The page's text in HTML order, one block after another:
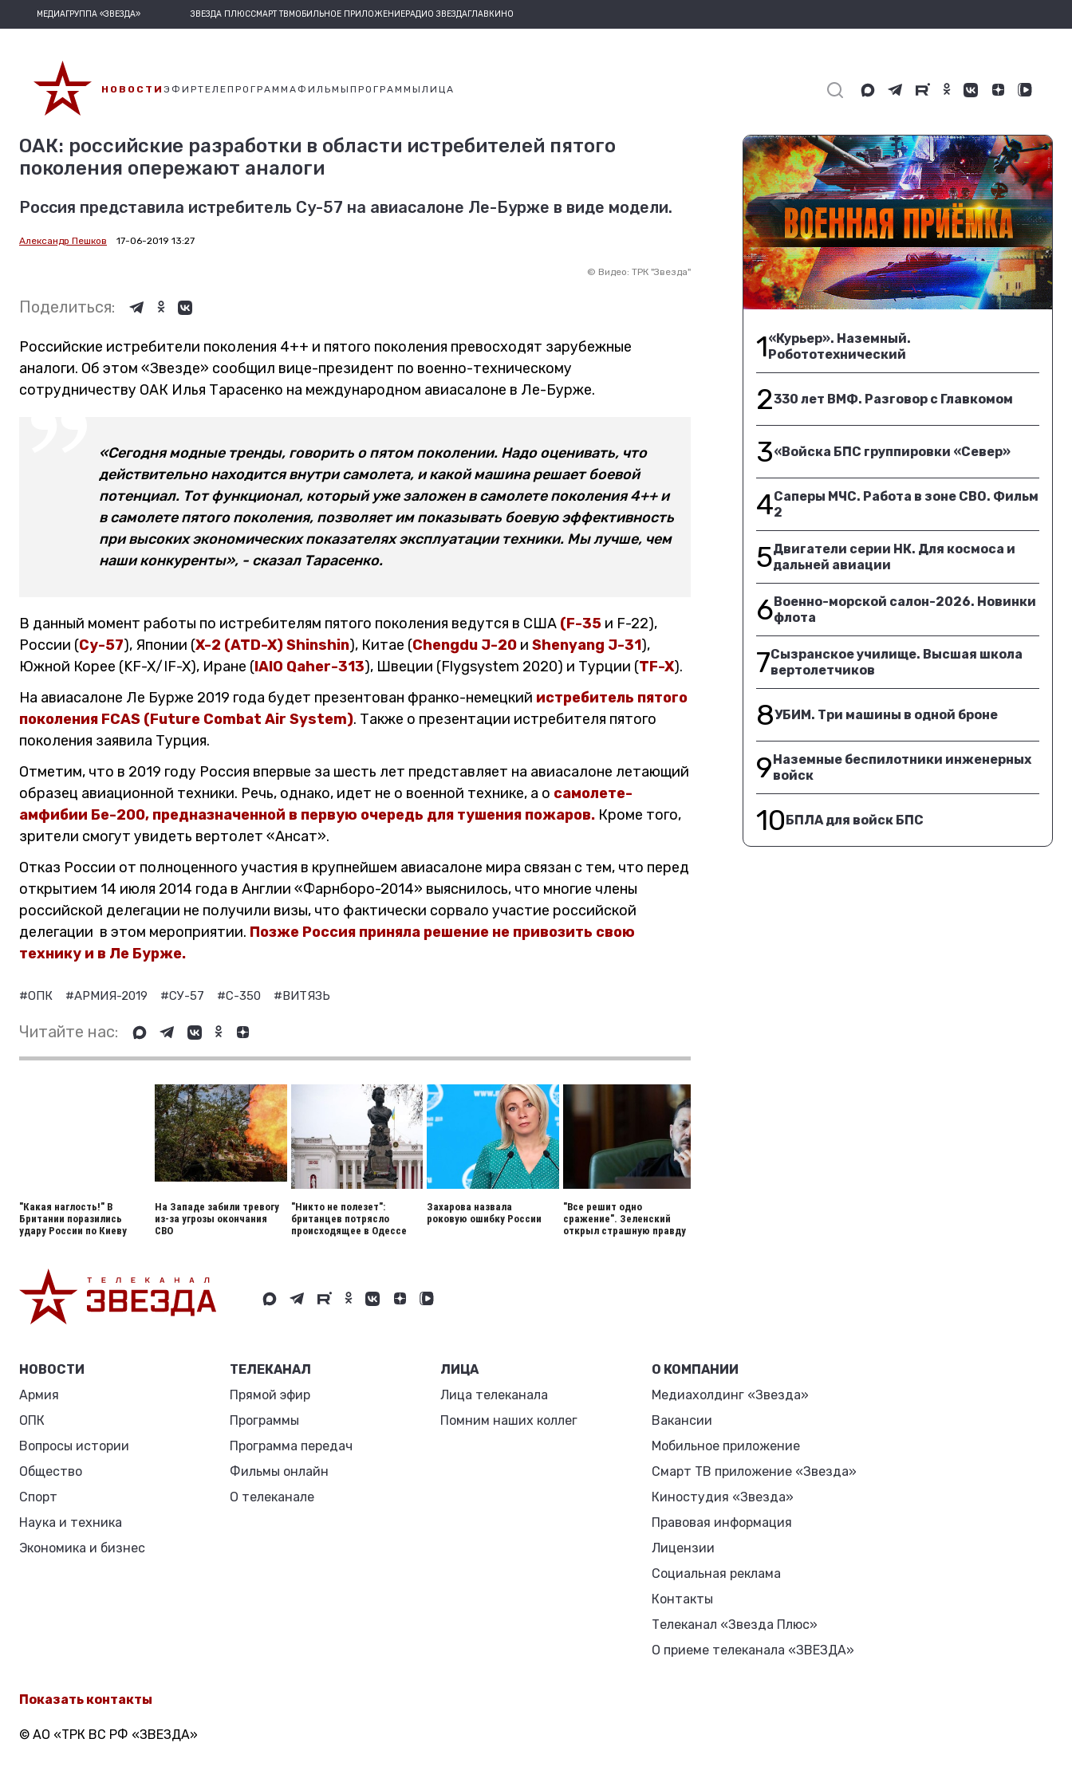
МЕДИАГРУППА «ЗВЕЗДА» ЗВЕЗДА ПЛЮССМАРТ ТВМОБИЛЬНОЕ ПРИЛОЖЕНИЕРАДИО ЗВЕЗДАГЛАВКИНО
НОВОСТИ ЭФИРТЕЛЕПРОГРАММАФИЛЬМЫ ПРОГРАММЫ ЛИЦА
ОАК: российские разработки в области истребителей пятого
поколения опережают аналоги
Россия представила истребитель Су-57 на авиасалоне Ле-Бурже в виде модели.
Александр Пешков 17-06-2019 13:27
© Видео: ТРК "Звезда"
Поделиться:
Российские истребители поколения 4++ и пятого поколения превосходят зарубежные
аналоги. Об этом «Звезде» сообщил вице-президент по военно-техническому
сотрудничеству ОАК Илья Тарасенко на международном авиасалоне в Ле-Бурже.
«Сегодня модные тренды, говорить о пятом поколении. Надо оценивать, что
действительно находится внутри самолета, и какой машина решает боевой
потенциал. Тот функционал, который уже заложен в самолете поколения 4++ и
в самолете пятого поколения, позволяет им показывать боевую эффективность
при высоких экономических показателях эксплуатации техники. Мы лучше, чем
наши конкуренты», - сказал Тарасенко.
В данный момент работы по истребителям пятого поколения ведутся в США (F-35 и F-22),
России (Су-57), Японии (X-2 (ATD-X) Shinshin), Китае (Chengdu J-20 и Shenyang J-31),
Южной Корее (KF-X/IF-X), Иране (IAIO Qaher-313), Швеции (Flygsystem 2020) и Турции (TF-X).
На авиасалоне Ле Бурже 2019 года будет презентован франко-немецкий истребитель пятого
поколения FCAS (Future Combat Air System). Также о презентации истребителя пятого
поколения заявила Турция.
Отметим, что в 2019 году Россия впервые за шесть лет представляет на авиасалоне летающий
образец авиационной техники. Речь, однако, идет не о военной технике, а о самолете-
амфибии Бе-200, предназначенной в первую очередь для тушения пожаров. Кроме того,
зрители смогут увидеть вертолет «Ансат».
Отказ России от полноценного участия в крупнейшем авиасалоне мира связан с тем, что перед
открытием 14 июля 2014 года в Англии «Фарнборо-2014» выяснилось, что многие члены
российской делегации не получили визы, что фактически сорвало участие российской
делегации в этом мероприятии. Позже Россия приняла решение не привозить свою
технику и в Ле Бурже.
#ОПК #АРМИЯ-2019 #СУ-57 #С-350 #ВИТЯЗЬ
Читайте нас:
"Какая наглость!" В
Британии поразились
удару России по Киеву
На Западе забили тревогу
из-за угрозы окончания
СВО
"Никто не полезет":
британцев потрясло
происходящее в Одессе
Захарова назвала
роковую ошибку России
"Все решит одно
сражение". Зеленский
открыл страшную правду
1«Курьер». Наземный.
Робототехнический
2330 лет ВМФ. Разговор с Главкомом
3«Войска БПС группировки «Север»
4Саперы МЧС. Работа в зоне СВО. Фильм
2
5Двигатели серии НК. Для космоса и
дальней авиации
6Военно-морской салон-2026. Новинки
флота
7Сызранское училище. Высшая школа
вертолетчиков
8УБИМ. Три машины в одной броне
9Наземные беспилотники инженерных
войск
10БПЛА для войск БПС
НОВОСТИ
Армия
ОПК
Вопросы истории
Общество
Спорт
Наука и техника
Экономика и бизнес
ТЕЛЕКАНАЛ
Прямой эфир
Программы
Программа передач
Фильмы онлайн
О телеканале
ЛИЦА
Лица телеканала
Помним наших коллег
О КОМПАНИИ
Медиахолдинг «Звезда»
Вакансии
Мобильное приложение
Смарт ТВ приложение «Звезда»
Киностудия «Звезда»
Правовая информация
Лицензии
Социальная реклама
Контакты
Телеканал «Звезда Плюс»
О приеме телеканала «ЗВЕЗДА»
Показать контакты
© АО «ТРК ВС РФ «ЗВЕЗДА»